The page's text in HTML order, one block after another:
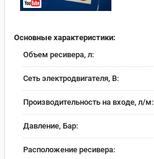
Основные характеристики:
Объем ресивера, л:
Сеть электродвигателя, В:
Производительность на входе, л/м:
Давление, Бар:
Расположение ресивера: